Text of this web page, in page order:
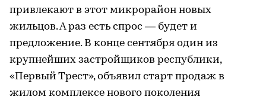
привлекают в этот микрорайон новых
жильцов. А раз есть спрос — будет и
предложение. В конце сентября один из
крупнейших застройщиков республики,
«Первый Трест», объявил старт продаж в
жилом комплексе нового поколения